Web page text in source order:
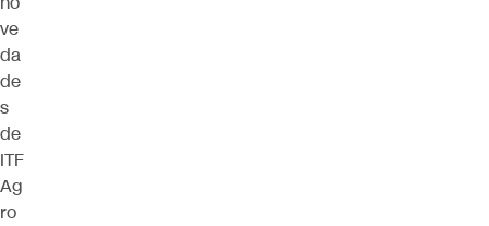
ve
da
de
s
de
ITF
Ag
ro